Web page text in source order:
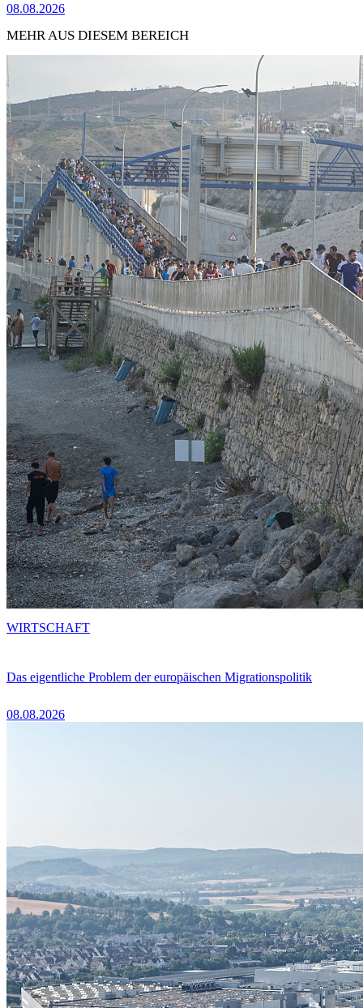
08.08.2026
MEHR AUS DIESEM BEREICH
Das eigentliche Problem der europäischen Migrationspolitik
08.08.2026
WIRTSCHAFT